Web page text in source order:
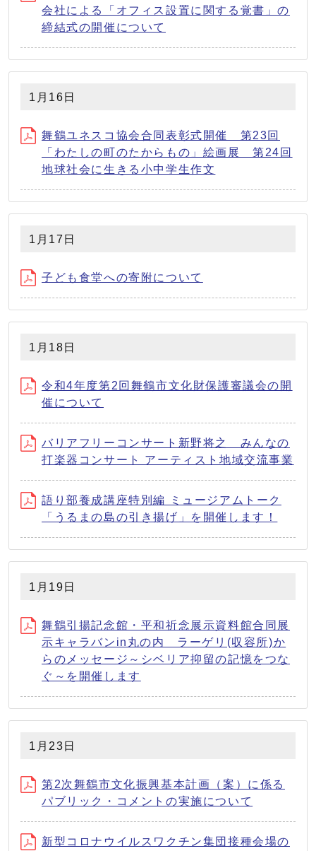
会社による「オフィス設置に関する覚書」の
締結式の開催について
1月16日
舞鶴ユネスコ協会合同表彰式開催 第23回
「わたしの町のたからもの」絵画展 第24回
地球社会に生きる小中学生作文
1月17日
子ども食堂への寄附について
1月18日
令和4年度第2回舞鶴市文化財保護審議会の開
催について
バリアフリーコンサート新野将之 みんなの
打楽器コンサート アーティスト地域交流事業
語り部養成講座特別編 ミュージアムトーク
「うるまの島の引き揚げ」を開催します！
1月19日
舞鶴引揚記念館・平和祈念展示資料館合同展
示キャラバンin丸の内 ラーゲリ(収容所)か
らのメッセージ～シベリア抑留の記憶をつな
ぐ～を開催します
1月23日
第2次舞鶴市文化振興基本計画（案）に係る
パブリック・コメントの実施について
新型コロナウイルスワクチン集団接種会場の